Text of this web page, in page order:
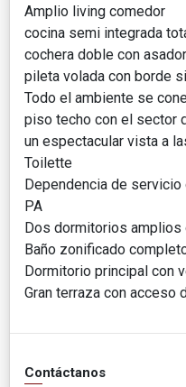
Amplio living comedor
cocina semi integrada
cochera doble con asador
pileta volada con borde
Todo el ambiente se
piso techo con el sector
un espectacular vista a
Toilette
Dependencia de servicio
PA
Dos dormitorios amplios
Baño zonificado
Dormitorio principal con
Gran terraza con
Contáctanos